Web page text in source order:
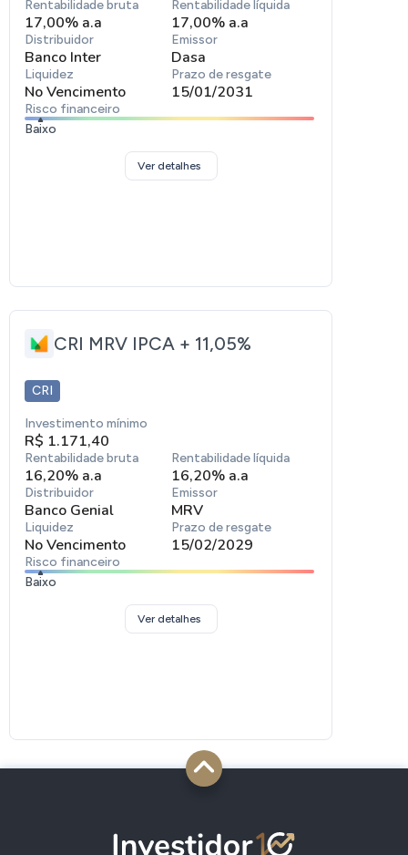
Rentabilidade bruta
17,00% a.a
Rentabilidade líquida
17,00% a.a
Distribuidor
Banco Inter
Emissor
Dasa
Liquidez
No Vencimento
Prazo de resgate
15/01/2031
Risco financeiro
Baixo
Ver detalhes
CRI MRV IPCA + 11,05%
CRI
Investimento mínimo
R$ 1.171,40
Rentabilidade bruta
16,20% a.a
Rentabilidade líquida
16,20% a.a
Distribuidor
Banco Genial
Emissor
MRV
Liquidez
No Vencimento
Prazo de resgate
15/02/2029
Risco financeiro
Baixo
Ver detalhes